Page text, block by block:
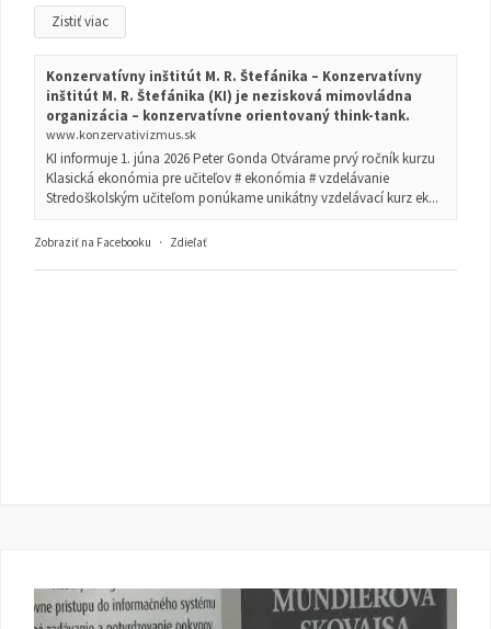
Zistiť viac
Konzervatívny inštitút M. R. Štefánika – Konzervatívny
inštitút M. R. Štefánika (KI) je nezisková mimovládna
organizácia – konzervatívne orientovaný think-tank.
www.konzervativizmus.sk
KI informuje 1. júna 2026 Peter Gonda Otvárame prvý ročník kurzu
Klasická ekonómia pre učiteľov # ekonómia # vzdelávanie
Stredoškolským učiteľom ponúkame unikátny vzdelávací kurz ek...
Zobraziť na Facebooku · Zdieľať